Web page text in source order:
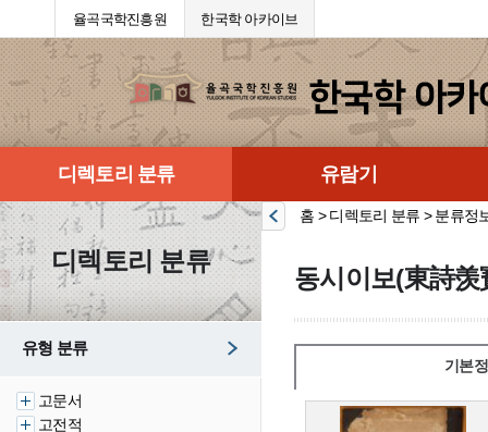
율곡국학진흥원 한국학 아카이브
디렉토리 분류 유람기
디렉토리 분류
유형 분류
고문서
고전적
홈 > 디렉토리 분류 > 분류정
동시이보(東詩羡
기본